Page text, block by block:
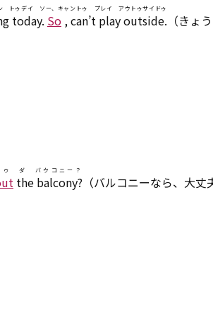
today. So , can’t play outside.
トゥデイ ソー、キャントゥ プレイ アウトゥサイドゥ
（きょ
the balcony?
ゥ ダ バウコニー？
（バルコニーなら、大丈